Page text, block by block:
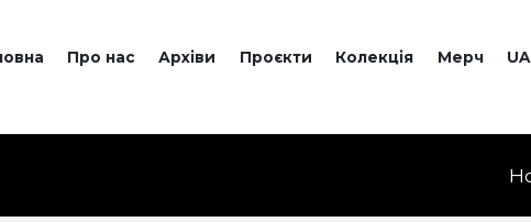
Про нас Архіви Проєкти Колекція Мерч UA